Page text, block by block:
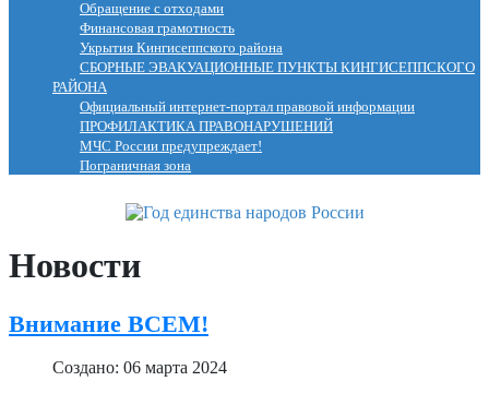
Обращение с отходами
Финансовая грамотность
Укрытия Кингисеппского района
СБОРНЫЕ ЭВАКУАЦИОННЫЕ ПУНКТЫ КИНГИСЕППСКОГО
РАЙОНА
Официальный интернет-портал правовой информации
ПРОФИЛАКТИКА ПРАВОНАРУШЕНИЙ
МЧС России предупреждает!
Пограничная зона
Новости
Внимание ВСЕМ!
Создано: 06 марта 2024